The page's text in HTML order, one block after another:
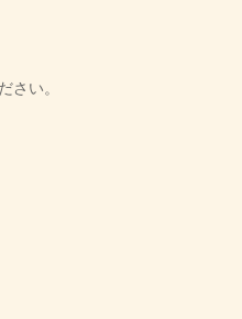
さい。